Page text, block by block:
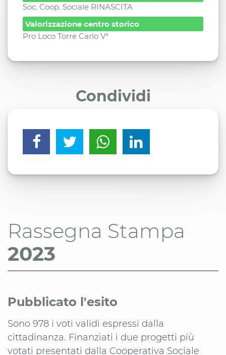
Soc. Coop. Sociale RINASCITA
Valorizzazione centro storico
Pro Loco Torre Carlo V°
Condividi
Rassegna Stampa
2023
Pubblicato l'esito
Sono 978 i voti validi espressi dalla
cittadinanza. Finanziati i due progetti più
votati presentati dalla Cooperativa Sociale